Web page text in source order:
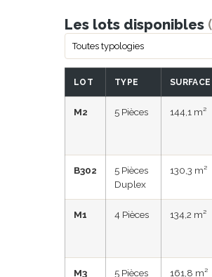
Les lots disponibles
LOT TYPE SURFACE
M2 5 Pièces 144,1 m²
B302
5 Pièces
Duplex
130,3 m²
M1 4 Pièces 134,2 m²
M3 5 Pièces 161,8 m²